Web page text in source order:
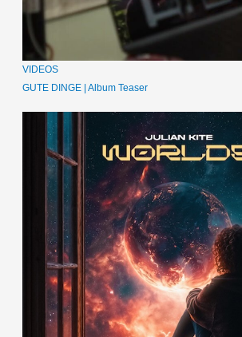
VIDEOS
GUTE DINGE | Album Teaser